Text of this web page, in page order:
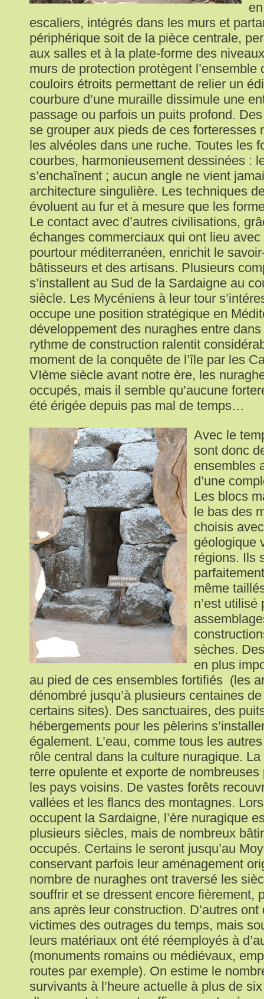
escaliers, intégrés dans les murs et
périphérique soit de la pièce centrale,
aux salles et à la plate-forme des
murs de protection protègent l’ensemble
couloirs étroits permettant de relier un
courbure d’une muraille dissimule une
passage ou parfois un puits profond.
se grouper aux pieds de ces forteresses
les alvéoles dans une ruche. Toutes les
courbes, harmonieusement dessinées :
s’enchaînent ; aucun angle ne vient
architecture singulière. Les techniques
évoluent au fur et à mesure que les
Le contact avec d’autres civilisations,
échanges commerciaux qui ont lieu
pourtour méditerranéen, enrichit le
bâtisseurs et des artisans. Plusieurs
s’installent au Sud de la Sardaigne au
siècle. Les Mycéniens à leur tour
occupe une position stratégique en
développement des nuraghes entre
rythme de construction ralentit
moment de la conquête de l’île par les
VIème siècle avant notre ère, les
occupés, mais il semble qu’aucune
été érigée depuis pas mal de temps…
Avec le
sont donc
ensembles
d’une
Les blocs
le bas des
choisis
géologique
régions. Ils
même
n’est utilisé
sèches.
en plus
au pied de ces ensembles fortifiés (les
dénombré jusqu’à plusieurs centaines
certains sites). Des sanctuaires, des
hébergements pour les pèlerins
également. L’eau, comme tous les
rôle central dans la culture nuragique.
terre opulente et exporte de
les pays voisins. De vastes forêts
vallées et les flancs des montagnes.
occupent la Sardaigne, l’ère nuragique
plusieurs siècles, mais de nombreux
occupés. Certains le seront jusqu’au
conservant parfois leur aménagement
nombre de nuraghes ont traversé les
souffrir et se dressent encore fièrement,
ans après leur construction. D’autres
victimes des outrages du temps, mais
leurs matériaux ont été réemployés à
(monuments romains ou médiévaux,
routes par exemple). On estime le
survivants à l’heure actuelle à plus de